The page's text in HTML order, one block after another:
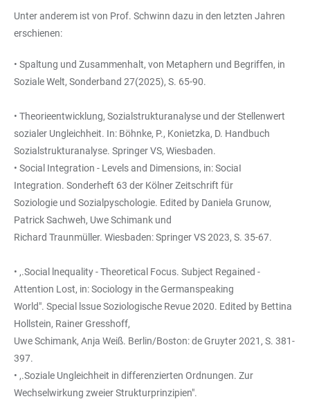
Unter anderem ist von Prof. Schwinn dazu in den letzten Jahren
erschienen:
• Spaltung und Zusammenhalt, von Metaphern und Begriffen, in
Soziale Welt, Sonderband 27(2025), S. 65-90.
• Theorieentwicklung, Sozialstrukturanalyse und der Stellenwert
sozialer Ungleichheit. In: Böhnke, P., Konietzka, D. Handbuch
Sozialstrukturanalyse. Springer VS, Wiesbaden.
• Social Integration - Levels and Dimensions, in: SociaI
Integration. Sonderheft 63 der Kölner Zeitschrift für
Soziologie und Sozialpyschologie. Edited by Daniela Grunow,
Patrick Sachweh, Uwe Schimank und
Richard Traunmüller. Wiesbaden: Springer VS 2023, S. 35-67.
• ,.Social lnequality - Theoretical Focus. Subject Regained -
Attention Lost, in: Sociology in the Germanspeaking
World". Special lssue Soziologische Revue 2020. Edited by Bettina
Hollstein, Rainer Gresshoff,
Uwe Schimank, Anja Weiß. Berlin/Boston: de Gruyter 2021, S. 381-
397.
• ,.Soziale Ungleichheit in differenzierten Ordnungen. Zur
Wechselwirkung zweier Strukturprinzipien".